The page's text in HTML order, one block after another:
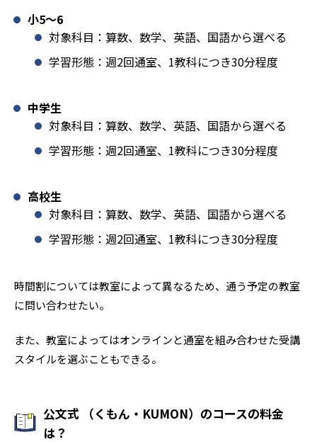
小5〜6
対象科目：算数、数学、英語、国語から選べる
学習形態：週2回通室、1教科につき30分程度
中学生
対象科目：算数、数学、英語、国語から選べる
学習形態：週2回通室、1教科につき30分程度
高校生
対象科目：算数、数学、英語、国語から選べる
学習形態：週2回通室、1教科につき30分程度
時間割については教室によって異なるため、通う予定の教室
に問い合わせたい。
また、教室によってはオンラインと通室を組み合わせた受講
スタイルを選ぶこともできる。
公文式 （くもん・KUMON）のコースの料金
は？